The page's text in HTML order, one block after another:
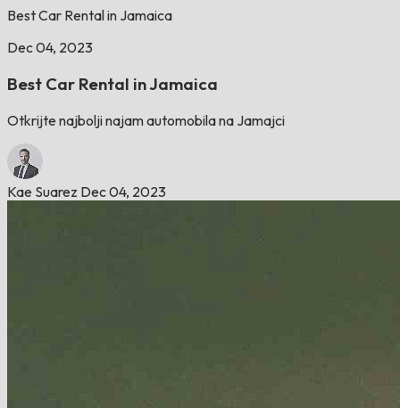
Best Car Rental in Jamaica
Dec 04, 2023
Best Car Rental in Jamaica
Otkrijte najbolji najam automobila na Jamajci
Kae Suarez Dec 04, 2023